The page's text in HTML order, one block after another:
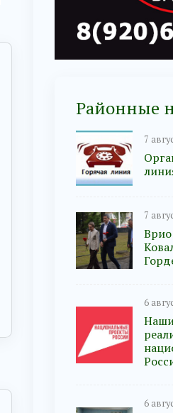
Районные
7
7
Врио
6
6